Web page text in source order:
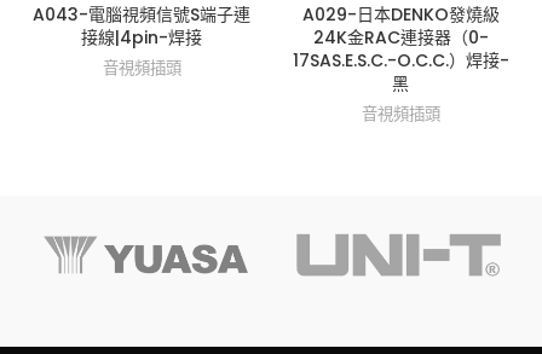
A043-電腦視頻信號S端子連
接線|4pin-焊接
音視頻插頭
A029-日本DENKO發燒級
24K金RAC連接器（0-
17SAS.E.S.C.-O.C.C.）焊接-
黑
音視頻插頭